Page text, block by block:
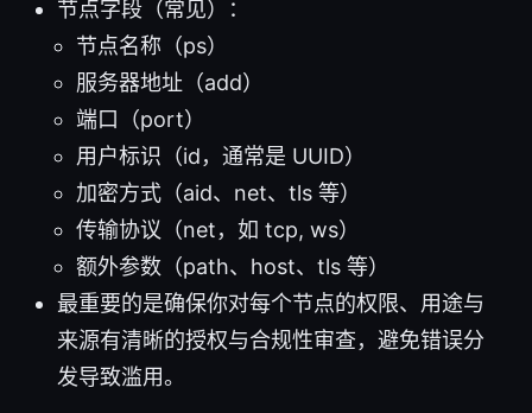
节点字段（常见）：
节点名称（ps）
服务器地址（add）
端口（port）
用户标识（id，通常是 UUID）
加密方式（aid、net、tls 等）
传输协议（net，如 tcp, ws）
额外参数（path、host、tls 等）
最重要的是确保你对每个节点的权限、用途与
来源有清晰的授权与合规性审查，避免错误分
发导致滥用。